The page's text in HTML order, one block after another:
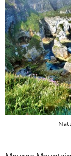
Möglichkeiten
mit dem Boot.